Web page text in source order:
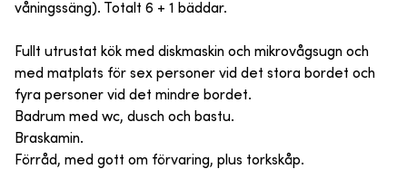
våningssäng). Totalt 6 + 1 bäddar.
Fullt utrustat kök med diskmaskin och mikrovågsugn och
med matplats för sex personer vid det stora bordet och
fyra personer vid det mindre bordet.
Badrum med wc, dusch och bastu.
Braskamin.
Förråd, med gott om förvaring, plus torkskåp.